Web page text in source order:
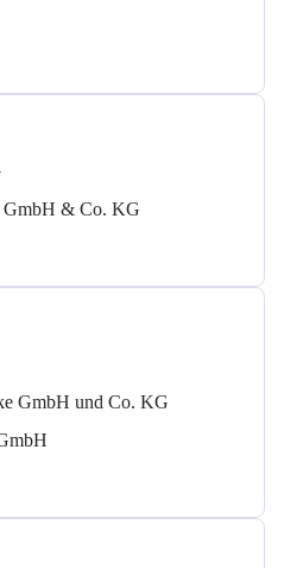
& Co. KG
GmbH und Co. KG